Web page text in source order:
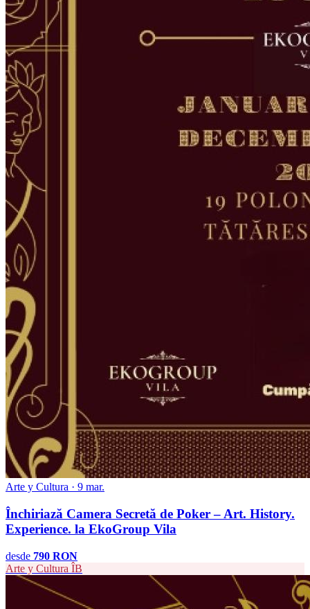
Arte y Cultura · 9 mar.
Închiriază Camera Secretă de Poker – Art. History.
Experience. la EkoGroup Vila
desde 790 RON
Arte y Cultura ÎB